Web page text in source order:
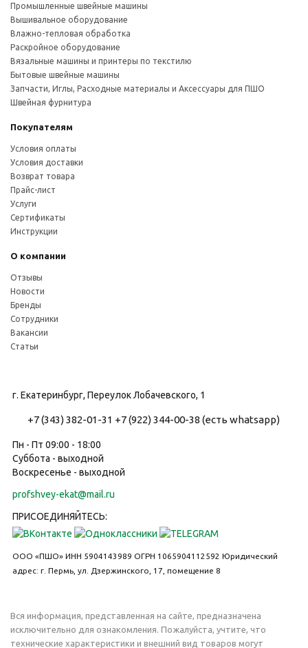
г. Екатеринбург, Переулок Лобачевского, 1
+7 (343) 382-01-31 +7 (922) 344-00-38 (есть whatsapp)
Пн - Пт 09:00 - 18:00
Суббота - выходной
Воскресенье - выходной
profshvey-ekat@mail.ru
ПРИСОЕДИНЯЙТЕСЬ:
ООО «ПШО» ИНН 5904143989 ОГРН 1065904112592 Юридический
адрес: г. Пермь, ул. Дзержинского, 17, помещение 8
Промышленные швейные машины
Вышивальное оборудование
Влажно-тепловая обработка
Раскройное оборудование
Вязальные машины и принтеры по текстилю
Бытовые швейные машины
Запчасти, Иглы, Расходные материалы и Аксессуары для ПШО
Швейная фурнитура
Покупателям
Условия оплаты
Условия доставки
Возврат товара
Прайс-лист
Услуги
Сертификаты
Инструкции
О компании
Отзывы
Новости
Бренды
Сотрудники
Вакансии
Статьи
Вся информация, представленная на сайте, предназначена
исключительно для ознакомления. Пожалуйста, учтите, что
технические характеристики и внешний вид товаров могут